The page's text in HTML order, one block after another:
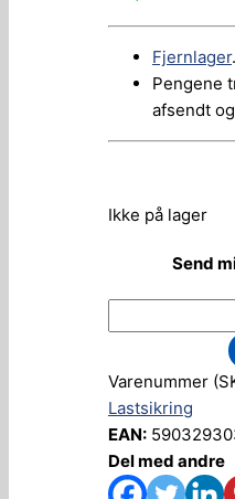
Fjernlager
Pengene
afsendt
Ikke på lager
Send
Varenummer
Lastsikring
EAN:
Del med andre